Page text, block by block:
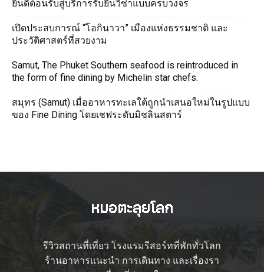
ยินดีต้อนรับสู่บริการรับยื่นวีซ่าแบบครบวงจร
เปิดประสบการณ์ “โอกินาวา” เมืองแห่งธรรมชาติ และ
ประวัติศาสตร์ที่สวยงาม
Samut, The Phuket Southern seafood is reintroduced in
the form of fine dining by Michelin star chefs.
สมุทร (Samut) เมื่ออาหารทะเลใต้ถูกนำเสนอใหม่ในรูปแบบ
ของ Fine Dining โดยเชฟระดับมิชลินสตาร์
รีวิวสถานที่เที่ยว โรงแรมรีสอร์ทที่พักทั่วโลก
ร้านอาหารแนะนำ การเดินทาง และเรื่องรา